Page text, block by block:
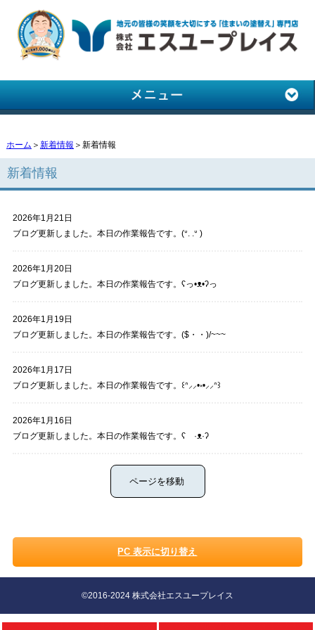
ホーム ＞ 新着情報 ＞新着情報
新着情報
2026年1月21日
ブログ更新しました。本日の作業報告です。(ᐡ. .ᐡ )
2026年1月20日
ブログ更新しました。本日の作業報告です。ʕっ•ᴥ•ʔっ
2026年1月19日
ブログ更新しました。本日の作業報告です。($・・)/~~~
2026年1月17日
ブログ更新しました。本日の作業報告です。꒰ᐢ⸝⸝•༝•⸝⸝ᐢ꒱
2026年1月16日
ブログ更新しました。本日の作業報告です。ʕ ·ᴥ·ʔ
PC 表示に切り替え
©2016-2024 株式会社エスユープレイス